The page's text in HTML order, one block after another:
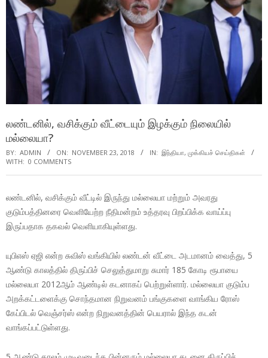
லண்டனில், வசிக்கும் வீட்டையும் இழக்கும் நிலையில்
மல்லையா?
BY: ADMIN ON: NOVEMBER 23, 2018 IN: இந்தியா, முக்கியச் செய்திகள்
WITH: 0 COMMENTS
லண்டனில், வசிக்கும் வீட்டில் இருந்து மல்லையா மற்றும் அவரது
குடும்பத்தினரை வெளியேற்ற நீதிமன்றம் உத்தரவு பிறப்பிக்க வாய்ப்பு
இருப்பதாக தகவல் வெளியாகியுள்ளது.
யுபிஎஸ் ஏஜி என்ற சுவிஸ் வங்கியில் லண்டன் வீட்டை அடமானம் வைத்து, 5
ஆண்டு காலத்தில் திருப்பிச் செலுத்துமாறு சுமார் 185 கோடி ரூபாயை
மல்லையா 2012ஆம் ஆண்டில் கடனாகப் பெற்றுள்ளார். மல்லையா குடும்ப
அறக்கட்டளைக்கு சொந்தமான நிறுவனம் பங்குகளை வாங்கிய ரோஸ்
கேப்பிடல் வெஞ்சர்ஸ் என்ற நிறுவனத்தின் பெயரால் இந்த கடன்
வாங்கப்பட்டுள்ளது.